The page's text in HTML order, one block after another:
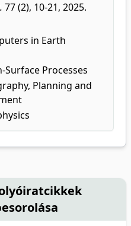
77 (2), 10-21, 2025.
in Earth
Surface Processes
Planning and